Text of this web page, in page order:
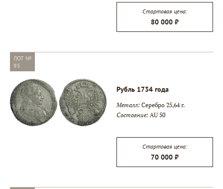
Стартовая цена:
80 000 ₽
ЛОТ №
95
Рубль 1734 года
Металл: Серебро 25,64 г.
Состояние: AU 50
Стартовая цена:
70 000 ₽